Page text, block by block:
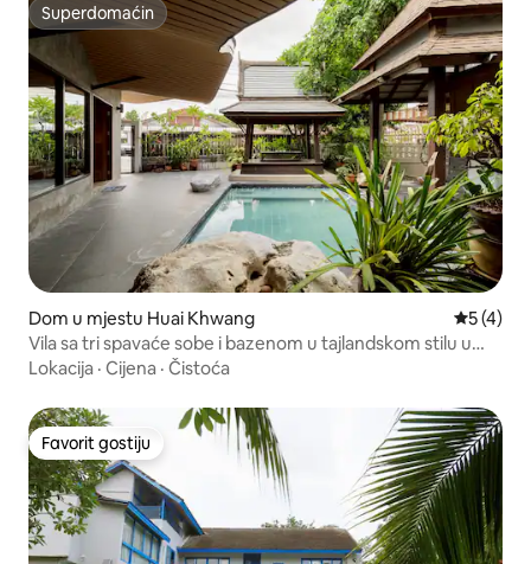
Superdomaćin
Superdomaćin
Dom u mjestu Huai Khwang
5 (4)
Vila sa tri spavaće sobe i bazenom u tajlandskom stilu u
centru Bangkoka / usluga preuzimanja sa aerodroma za
Lokacija · Cijena · Čistoća
Favorit gostiju
Favorit gostiju